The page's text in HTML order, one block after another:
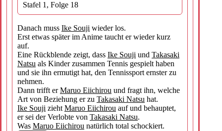
Stafel 1, Folge 18
Danach muss Ike Souji wieder los.
Erst etwas später im Anime taucht er wieder kurz
auf.
Eine Rückblende zeigt, dass Ike Souji und Takasaki
Natsu als Kinder zusammen Tennis gespielt haben
und sie ihn ermutigt hat, den Tennissport ernster zu
nehmen.
Dann trifft erMaruo Eiichirou und fragt ihn, welche
Art von Beziehung er zu Takasaki Natsu hat.
Ike Souji ziehtMaruo Eiichirou auf und behauptet,
er sei der Verlobte von Takasaki Natsu.
Was Maruo Eiichirou natürlich total schockiert.